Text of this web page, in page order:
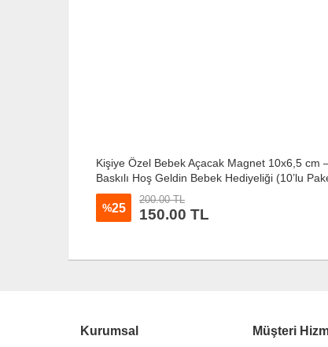
Kişiye Özel Bebek Açacak Magnet 10x6,5 cm
Baskılı Hoş Geldin Bebek Hediyeliği (10’lu
%25
200.00 TL
150.00 TL
Kurumsal Müşteri